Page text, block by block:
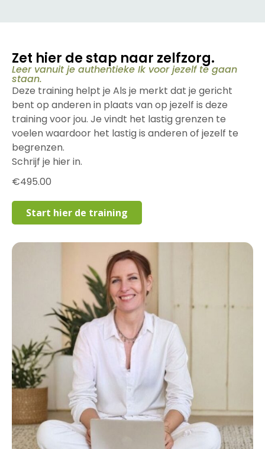
Zet hier de stap naar zelfzorg.
Leer vanuit je authentieke Ik voor jezelf te gaan
staan.
Deze training helpt je Als je merkt dat je gericht
bent op anderen in plaats van op jezelf is deze
training voor jou. Je vindt het lastig grenzen te
voelen waardoor het lastig is anderen of jezelf te
begrenzen.
Schrijf je hier in.
€495.00
Start hier de training